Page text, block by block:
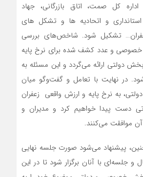
کل صمت، اتاق بازرگانی، جهاد
و اتحادیه ها و تشکل های
تشکیل شود. شاخص‌های بررسی
و عدد کشف شده برای نرخ پایه
دولتی ارائه می‌گردد و این مسئله به
در نهایت با تعامل و گفت‌وگو میان
به نرخ پایه و ارزش واقعی زعفران
دست پیدا خواهیم کرد و مدیران و
موافقت می‌کنند.
پیشنهاد می‌شود صورت جلسه نهایی
و جلسه‌ای با آنان برگزار شود تا در این